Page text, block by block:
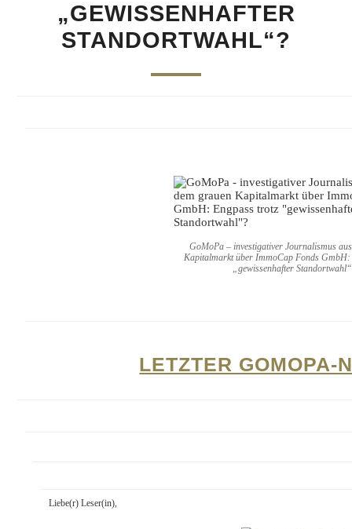
„GEWISSENHAFTER
STANDORTWAHL“?
GoMoPa – investigativer Journalismus
Kapitalmarkt über ImmoCap Fonds
„gewissenhafter
LETZTER GOMOPA-
Liebe(r) Leser(in),